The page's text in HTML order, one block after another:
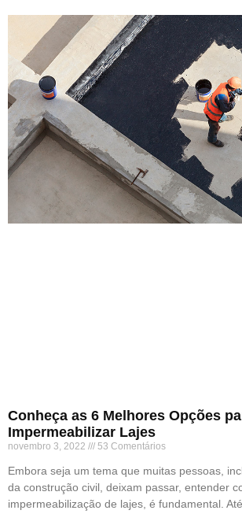
Conheça as 6 Melhores Opções
Impermeabilizar Lajes
novembro 3, 2022 53 Comentários
Embora seja um tema que muitas pessoas,
da construção civil, deixam passar, entender
impermeabilização de lajes, é fundamental. Até